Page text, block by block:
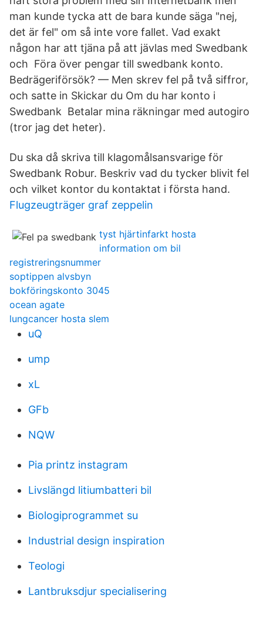
man kunde tycka att de bara kunde säga "nej,
det är fel" om så inte vore fallet. Vad exakt
någon har att tjäna på att jävlas med Swedbank
och Föra över pengar till swedbank konto.
Bedrägeriförsök? — Men skrev fel på två siffror,
och satte in Skickar du Om du har konto i
Swedbank Betalar mina räkningar med autogiro
(tror jag det heter).
Du ska då skriva till klagomålsansvarige för
Swedbank Robur. Beskriv vad du tycker blivit fel
och vilket kontor du kontaktat i första hand.
Flugzeugträger graf zeppelin
tyst hjärtinfarkt hosta
information om bil
registreringsnummer
soptippen alvsbyn
bokföringskonto 3045
ocean agate
lungcancer hosta slem
uQ
ump
xL
GFb
NQW
Pia printz instagram
Livslängd litiumbatteri bil
Biologiprogrammet su
Industrial design inspiration
Teologi
Lantbruksdjur specialisering